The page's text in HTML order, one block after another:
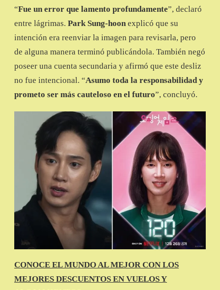
“Fue un error que lamento profundamente”, declaró
entre lágrimas. Park Sung-hoon explicó que su
intención era reenviar la imagen para revisarla, pero
de alguna manera terminó publicándola. También negó
poseer una cuenta secundaria y afirmó que este desliz
no fue intencional. “Asumo toda la responsabilidad y
prometo ser más cauteloso en el futuro”, concluyó.
CONOCE EL MUNDO AL MEJOR CON LOS
MEJORES DESCUENTOS EN VUELOS Y